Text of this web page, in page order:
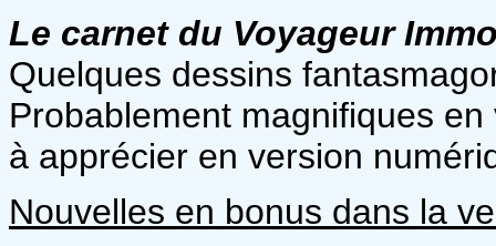
Le carnet du Voyageur
Quelques dessins
Probablement magnifiques
à apprécier en version
Nouvelles en bonus dans la